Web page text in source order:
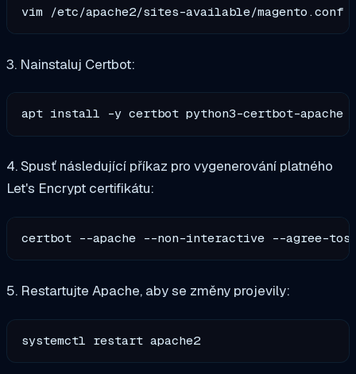
3. Nainstaluj Certbot:
4. Spusť následující příkaz pro vygenerování platného
Let's Encrypt certifikátu:
certbot --apache --non-interactive --agree-
5. Restartujte Apache, aby se změny projevily: